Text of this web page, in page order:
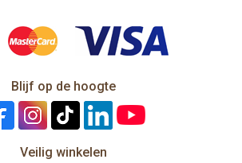
Blijf op de hoogte
Veilig winkelen